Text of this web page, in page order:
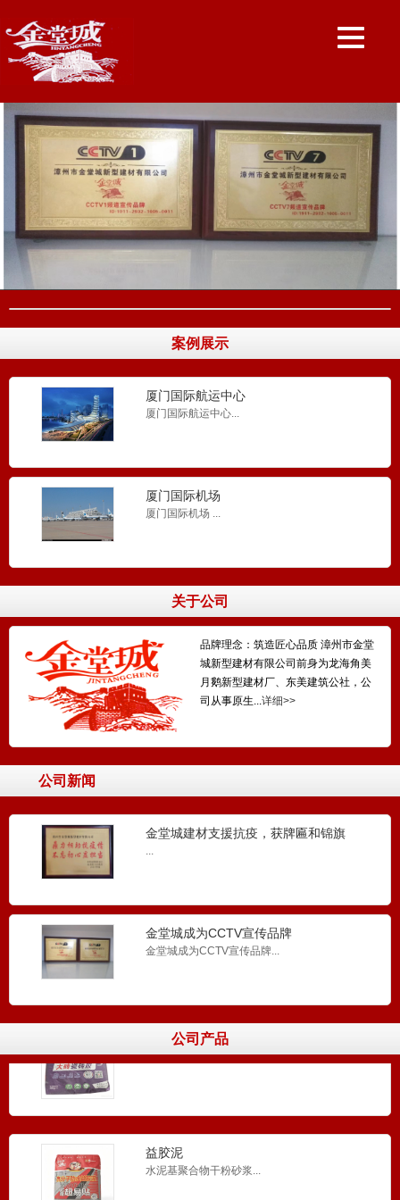
案例展示
厦门国际航运中心
厦门国际航运中心...
厦门国际机场
厦门国际机场 ...
关于公司
品牌理念：筑造匠心品质 漳州市金堂
城新型建材有限公司前身为龙海角美
月鹅新型建材厂、东美建筑公社，公
司从事原生...详细>>
公司新闻
金堂城建材支援抗疫，获牌匾和锦旗
...
金堂城成为CCTV宣传品牌
金堂城成为CCTV宣传品牌...
公司产品
找平砂浆
砌筑砂浆
适用于砌块的薄层砌筑、垂直和水平墙体砌筑...
瓷砖胶
金堂城瓷砖胶...
益胶泥
水泥基聚合物干粉砂浆‌...